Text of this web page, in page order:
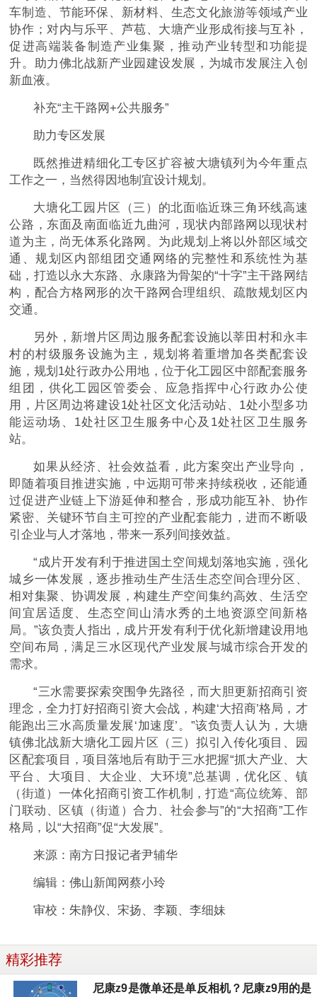
车制造、节能环保、新材料、生态文化旅游等领域产业
协作；对内与乐平、芦苞、大塘产业形成衔接与互补，
促进高端装备制造产业集聚，推动产业转型和功能提
升。助力佛北战新产业园建设发展，为城市发展注入创
新血液。
补充“主干路网+公共服务”
助力专区发展
既然推进精细化工专区扩容被大塘镇列为今年重点
工作之一，当然得因地制宜设计规划。
大塘化工园片区（三）的北面临近珠三角环线高速
公路，东面及南面临近九曲河，现状内部路网以现状村
道为主，尚无体系化路网。为此规划上将以外部区域交
通、规划区内部组团交通网络的完整性和系统性为基
础，打造以永大东路、永康路为骨架的“十字”主干路网结
构，配合方格网形的次干路网合理组织、疏散规划区内
交通。
另外，新增片区周边服务配套设施以莘田村和永丰
村的村级服务设施为主，规划将着重增加各类配套设
施，规划1处行政办公用地，位于化工园区中部配套服务
组团，供化工园区管委会、应急指挥中心行政办公使
用，片区周边将建设1处社区文化活动站、1处小型多功
能运动场、1处社区卫生服务中心及1处社区卫生服务
站。
如果从经济、社会效益看，此方案突出产业导向，
即随着项目推进实施，中远期可带来持续税收，还能通
过促进产业链上下游延伸和整合，形成功能互补、协作
紧密、关键环节自主可控的产业配套能力，进而不断吸
引企业与人才落地，带来一系列间接效益。
“成片开发有利于推进国土空间规划落地实施，强化
城乡一体发展，逐步推动生产生活生态空间合理分区、
相对集聚、协调发展，构建生产空间集约高效、生活空
间宜居适度、生态空间山清水秀的土地资源空间新格
局。”该负责人指出，成片开发有利于优化新增建设用地
空间布局，满足三水区现代产业发展与城市综合开发的
需求。
“三水需要探索突围争先路径，而大胆更新招商引资
理念，全力打好招商引资大会战，构建‘大招商’格局，才
能跑出三水高质量发展‘加速度’。”该负责人认为，大塘
镇佛北战新大塘化工园片区（三）拟引入传化项目、园
区配套项目，项目落地后有助于三水把握“抓大产业、大
平台、大项目、大企业、大环境”总基调，优化区、镇
（街道）一体化招商引资工作机制，打造“高位统筹、部
门联动、区镇（街道）合力、社会参与”的“大招商”工作
格局，以“大招商”促“大发展”。
来源：南方日报记者尹辅华
编辑：佛山新闻网蔡小玲
审校：朱静仪、宋扬、李颖、李细妹
精彩推荐
尼康z9是微单还是单反相机？尼康z9用的是